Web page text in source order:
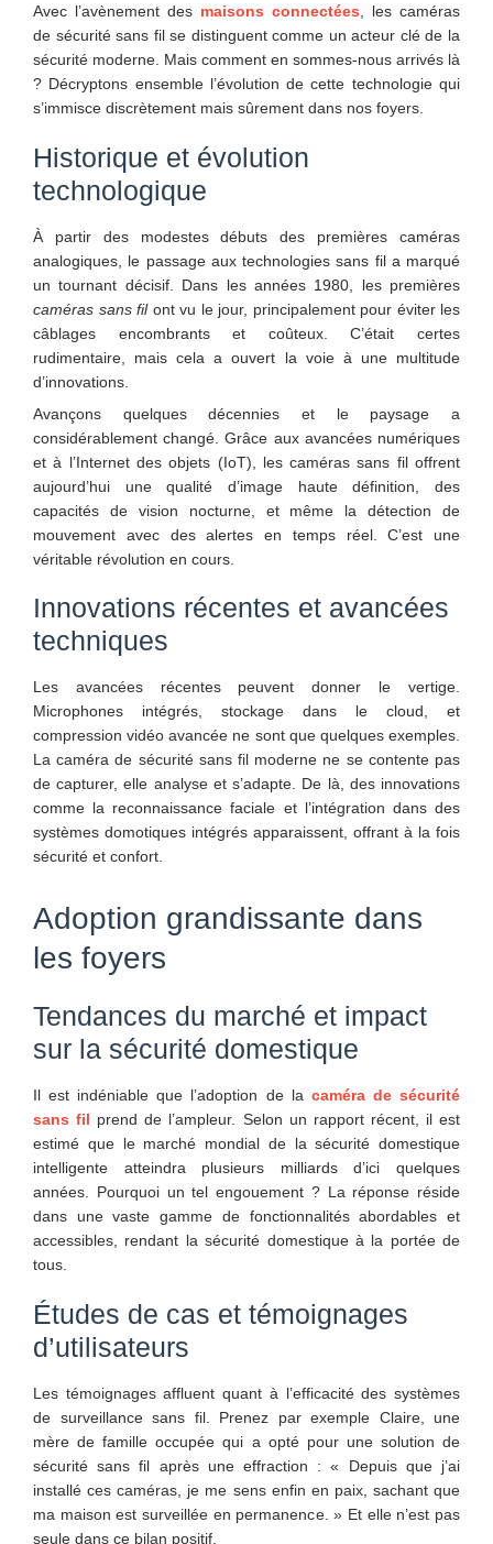
Avec l’avènement des maisons connectées , les caméras
de sécurité sans fil se distinguent comme un acteur clé de la
sécurité moderne. Mais comment en sommes-nous arrivés là
? Décryptons ensemble l’évolution de cette technologie qui
s’immisce discrètement mais sûrement dans nos foyers.
Historique et évolution
technologique
À partir des modestes débuts des premières caméras
analogiques, le passage aux technologies sans fil a marqué
un tournant décisif. Dans les années 1980, les premières
caméras sans filont vu le jour, principalement pour éviter les
câblages encombrants et coûteux. C’était certes
rudimentaire, mais cela a ouvert la voie à une multitude
d’innovations.
Avançons quelques décennies et le paysage a
considérablement changé. Grâce aux avancées numériques
et à l’Internet des objets (IoT), les caméras sans fil offrent
aujourd’hui une qualité d’image haute définition, des
capacités de vision nocturne, et même la détection de
mouvement avec des alertes en temps réel. C’est une
véritable révolution en cours.
Innovations récentes et avancées
techniques
Les avancées récentes peuvent donner le vertige.
Microphones intégrés, stockage dans le cloud, et
compression vidéo avancée ne sont que quelques exemples.
La caméra de sécurité sans fil moderne ne se contente pas
de capturer, elle analyse et s’adapte. De là, des innovations
comme la reconnaissance faciale et l’intégration dans des
systèmes domotiques intégrés apparaissent, offrant à la fois
sécurité et confort.
Adoption grandissante dans
les foyers
Tendances du marché et impact
sur la sécurité domestique
Il est indéniable que l’adoption de la caméra de sécurité
sans fil prend de l’ampleur. Selon un rapport récent, il est
estimé que le marché mondial de la sécurité domestique
intelligente atteindra plusieurs milliards d’ici quelques
années. Pourquoi un tel engouement ? La réponse réside
dans une vaste gamme de fonctionnalités abordables et
accessibles, rendant la sécurité domestique à la portée de
tous.
Études de cas et témoignages
d’utilisateurs
Les témoignages affluent quant à l’efficacité des systèmes
de surveillance sans fil. Prenez par exemple Claire, une
mère de famille occupée qui a opté pour une solution de
sécurité sans fil après une effraction : « Depuis que j’ai
installé ces caméras, je me sens enfin en paix, sachant que
ma maison est surveillée en permanence. » Et elle n’est pas
seule dans ce bilan positif.